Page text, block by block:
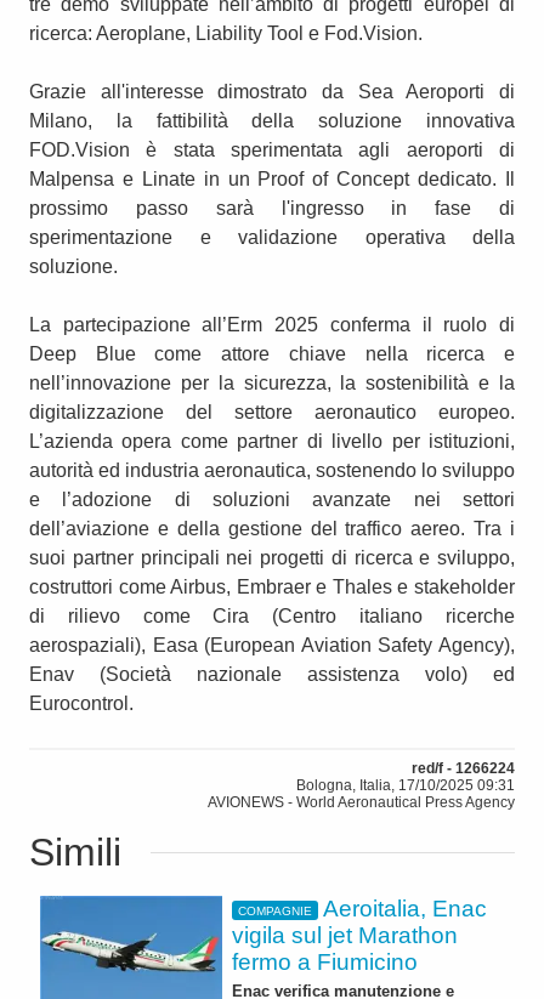
tre demo sviluppate nell’ambito di progetti europei di
ricerca: Aeroplane, Liability Tool e Fod.Vision.
Grazie all'interesse dimostrato da Sea Aeroporti di
Milano, la fattibilità della soluzione innovativa
FOD.Vision è stata sperimentata agli aeroporti di
Malpensa e Linate in un Proof of Concept dedicato. Il
prossimo passo sarà l'ingresso in fase di
sperimentazione e validazione operativa della
soluzione.
La partecipazione all’Erm 2025 conferma il ruolo di
Deep Blue come attore chiave nella ricerca e
nell’innovazione per la sicurezza, la sostenibilità e la
digitalizzazione del settore aeronautico europeo.
L’azienda opera come partner di livello per istituzioni,
autorità ed industria aeronautica, sostenendo lo sviluppo
e l’adozione di soluzioni avanzate nei settori
dell’aviazione e della gestione del traffico aereo. Tra i
suoi partner principali nei progetti di ricerca e sviluppo,
costruttori come Airbus, Embraer e Thales e stakeholder
di rilievo come Cira (Centro italiano ricerche
aerospaziali), Easa (European Aviation Safety Agency),
Enav (Società nazionale assistenza volo) ed
Eurocontrol.
red/f - 1266224
Bologna, Italia, 17/10/2025 09:31
AVIONEWS - World Aeronautical Press Agency
Simili
COMPAGNIE
Aeroitalia, Enac
vigila sul jet Marathon
fermo a Fiumicino
Enac verifica manutenzione e